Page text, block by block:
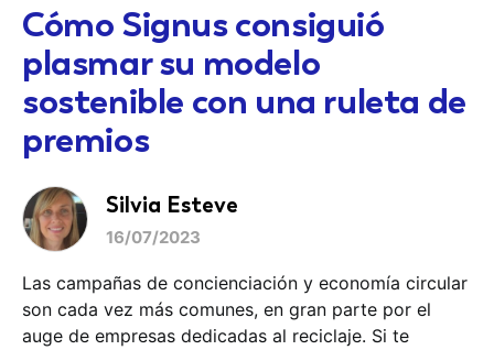
Cómo Signus consiguió
plasmar su modelo
sostenible con una ruleta de
premios
Silvia Esteve
16/07/2023
Las campañas de concienciación y economía circular
son cada vez más comunes, en gran parte por el
auge de empresas dedicadas al reciclaje. Si te